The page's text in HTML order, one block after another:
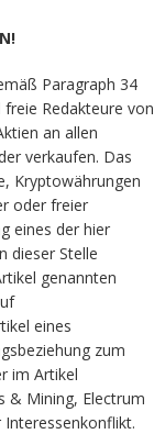
Paragraph 34
freie Redakteure von
an allen
verkaufen. Das
Kryptowährungen
oder freier
eines der hier
dieser Stelle
genannten
eines
zum
im Artikel
& Mining, Electrum